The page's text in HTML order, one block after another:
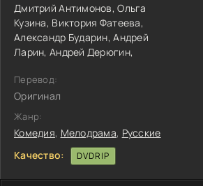
Дмитрий Антимонов,Ольга
Кузина, Виктория Фатеева,
Александр Бударин,Андрей
Ларин, Андрей Дерюгин,
Перевод:
Оригинал
Жанр:
Комедия, Мелодрама, Русские
Качество:
DVDRIP